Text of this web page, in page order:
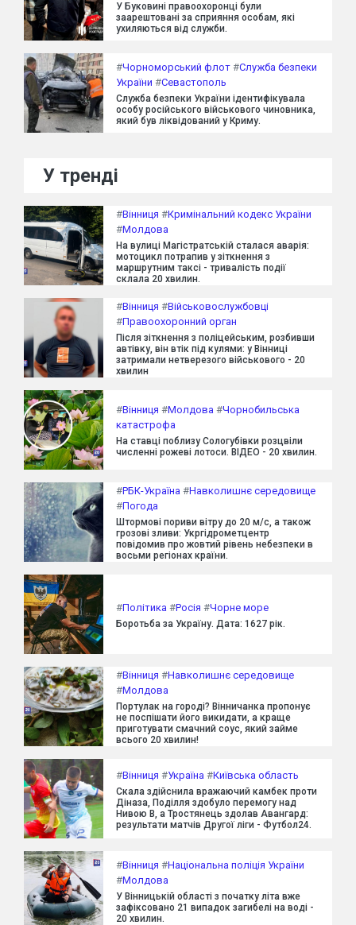
У Буковині правоохоронці були
заарештовані за сприяння особам, які
ухиляються від служби.
#Чорноморський флот #Служба безпеки
України #Севастополь
Служба безпеки України ідентифікувала
особу російського військового чиновника,
який був ліквідований у Криму.
У тренді
#Вінниця #Кримінальний кодекс України
#Молдова
На вулиці Магістратській сталася аварія:
мотоцикл потрапив у зіткнення з
маршрутним таксі - тривалість події
склала 20 хвилин.
#Вінниця #Військовослужбовці
#Правоохоронний орган
Після зіткнення з поліцейським, розбивши
автівку, він втік під кулями: у Вінниці
затримали нетверезого військового - 20
хвилин
#Вінниця #Молдова #Чорнобильська
катастрофа
На ставці поблизу Сологубівки розцвіли
численні рожеві лотоси. ВІДЕО - 20 хвилин.
#РБК-Україна #Навколишнє середовище
#Погода
Штормові пориви вітру до 20 м/с, а також
грозові зливи: Укргідрометцентр
повідомив про жовтий рівень небезпеки в
восьми регіонах країни.
#Політика #Росія #Чорне море
Боротьба за Україну. Дата: 1627 рік.
#Вінниця #Навколишнє середовище
#Молдова
Портулак на городі? Вінничанка пропонує
не поспішати його викидати, а краще
приготувати смачний соус, який займе
всього 20 хвилин!
#Вінниця #Україна #Київська область
Скала здійснила вражаючий камбек проти
Діназа, Поділля здобуло перемогу над
Нивою В, а Тростянець здолав Авангард:
результати матчів Другої ліги - Футбол24.
#Вінниця #Національна поліція України
#Молдова
У Вінницькій області з початку літа вже
зафіксовано 21 випадок загибелі на воді -
20 хвилин.